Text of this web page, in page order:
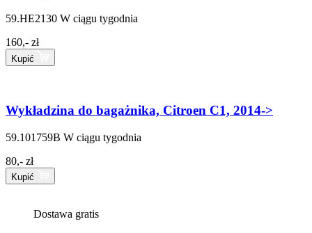
59.HE2130 W ciągu tygodnia
160,- zł
Kupić
Wykładzina do bagażnika, Citroen C1, 2014->
59.101759B W ciągu tygodnia
80,- zł
Kupić
Dostawa gratis